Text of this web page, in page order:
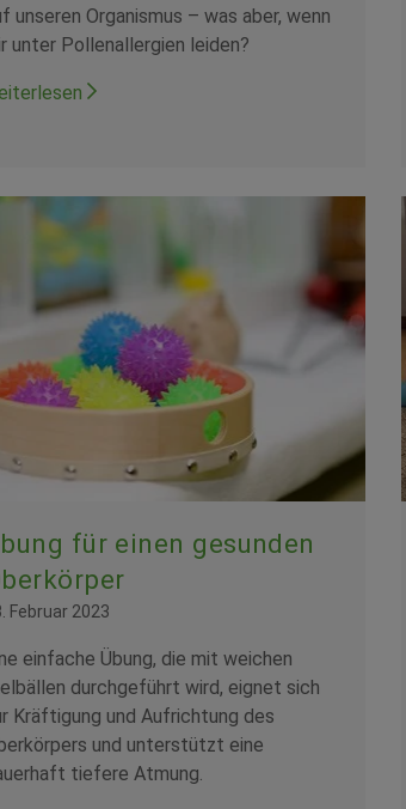
unseren Organismus – was aber, wenn
unter Pollenallergien leiden?
für einen gesunden
Februar 2023
einfache Übung, die mit weichen
durchgeführt wird, eignet sich
Kräftigung und Aufrichtung des
und unterstützt eine
tiefere Atmung.